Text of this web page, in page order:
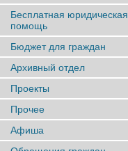
Бесплатная юридическая
помощь
Бюджет для граждан
Архивный отдел
Проекты
Прочее
Афиша